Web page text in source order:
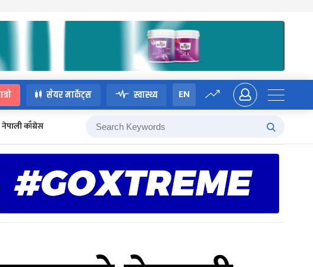
सेयर मार्केट्स स्वास्थ्य EN
नेपाली काँग्रेस